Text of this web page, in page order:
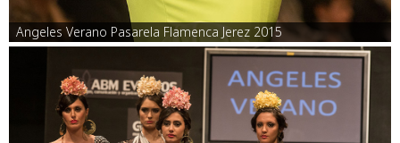
Angeles Verano Pasarela Flamenca Jerez 2015